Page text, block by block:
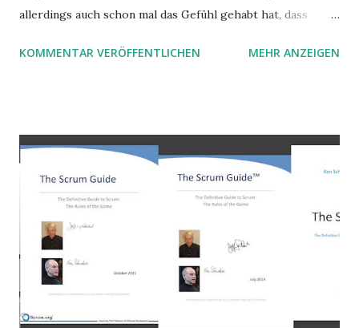
allerdings auch schon mal das Gefühl gehabt hat, dass
diesem Beitrag werden wir uns mit einem der Hauptgründe
KOMMENTAR VERÖFFENTLICHEN MEHR ANZEIGEN